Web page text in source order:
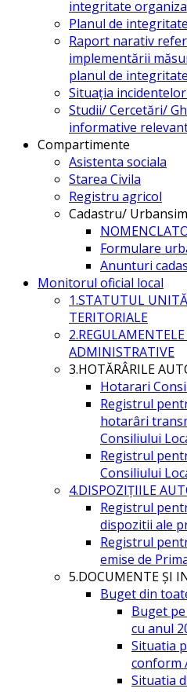
integritate
Planul de
Raport narativ
implementării
planul de integritate
Situația
Studii/ Cercetări/
informative
Compartimente
Asistenta sociala
Starea Civila
Registru agricol
Cadastru/ Urbansim
Formulare
Anunturi
Monitorul oficial local
1.STATUTUL
TERITORIALE
ADMINISTRATIVE
3.HOTĂRÂRILE
Hotarari
Registrul
hotarâri
Consiliului
Registrul
Consiliului
4.DISPOZIŢIILE
Registrul
dispozitii ale
Registrul
emise de
5.DOCUMENTE ŞI
Buget din
Buget
cu anul
Situatia
conform
Situatia